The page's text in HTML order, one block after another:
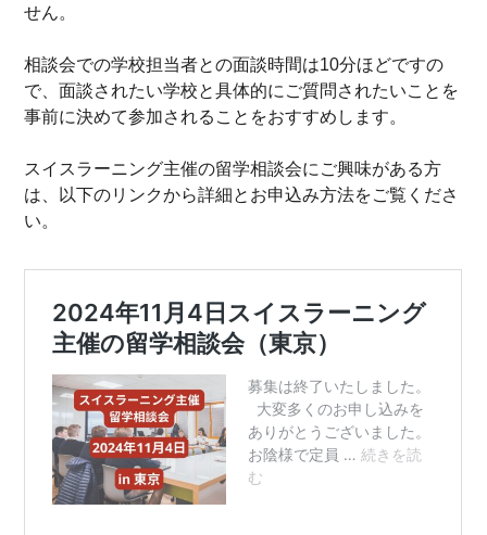
せん。
相談会での学校担当者との面談時間は10分ほどですの
で、面談されたい学校と具体的にご質問されたいことを
事前に決めて参加されることをおすすめします。
スイスラーニング主催の留学相談会にご興味がある方
は、以下のリンクから詳細とお申込み方法をご覧くださ
い。